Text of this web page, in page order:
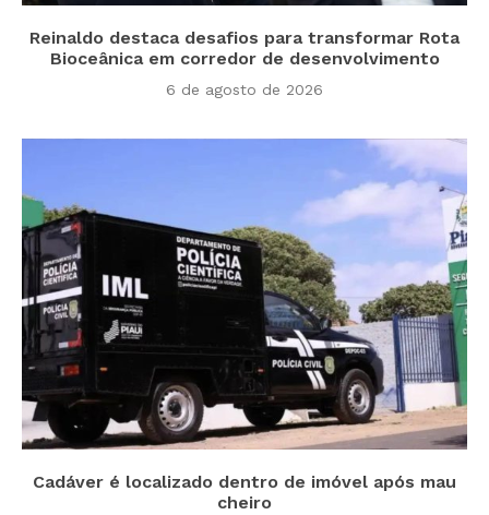
Reinaldo destaca desafios para transformar Rota
Bioceânica em corredor de desenvolvimento
6 de agosto de 2026
Cadáver é localizado dentro de imóvel após mau
cheiro